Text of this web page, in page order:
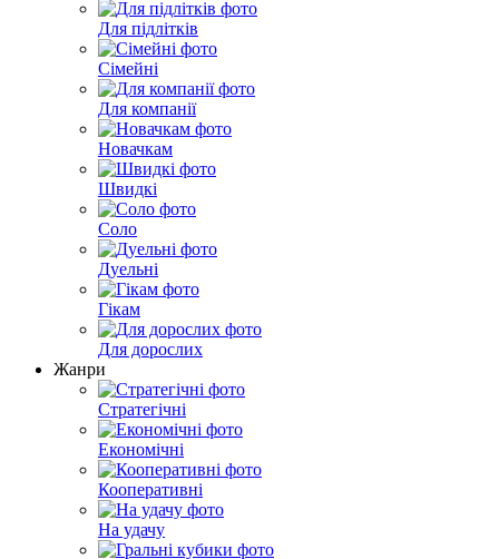
Для підлітків
Сімейні
Для компанії
Новачкам
Швидкі
Соло
Дуельні
Гікам
Для дорослих
Жанри
Стратегічні
Економічні
Кооперативні
На удачу